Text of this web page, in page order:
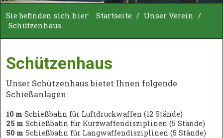
Sie befinden sich hier: Startseite / Unser Verein /
Schützenhaus
Schützenhaus
Unser Schützenhaus bietet Ihnen folgende
Schießanlagen:
10 m Schießbahn für Luftdruckwaffen (12 Stände)
25 m Schießbahn für Kurzwaffendisziplinen (5 Stände)
50 m Schießbahn für Langwaffendisziplinen (5 Stände)